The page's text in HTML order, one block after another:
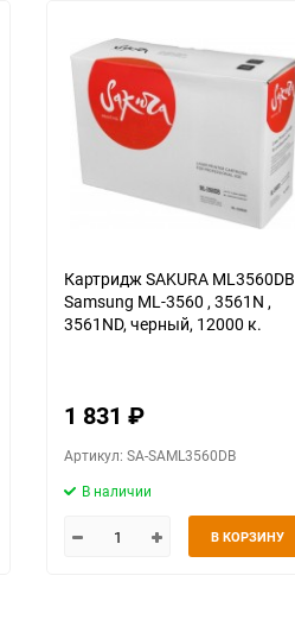
Картридж SAKURA ML3560DB
Samsung ML-3560 , 3561N ,
3561ND, черный, 12000 к.
1 831 ₽
Артикул: SA-SAML3560DB
В наличии
В КОРЗИНУ